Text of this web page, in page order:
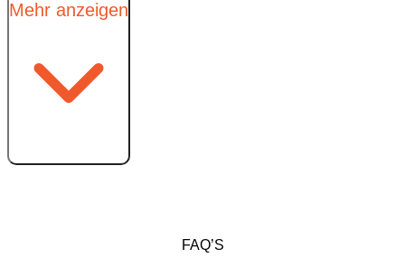
Mischung aus Professionalität und Menschlichkeit – und
Wir kümmern uns um alles:
Mehr anzeigen
FAQ’S